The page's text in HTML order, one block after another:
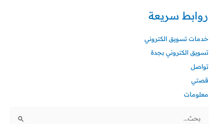
روابط سريعة
خدمات تسويق الكتروني
تسويق الكتروني بجدة
تواصل
قصتي
معلومات
البحث